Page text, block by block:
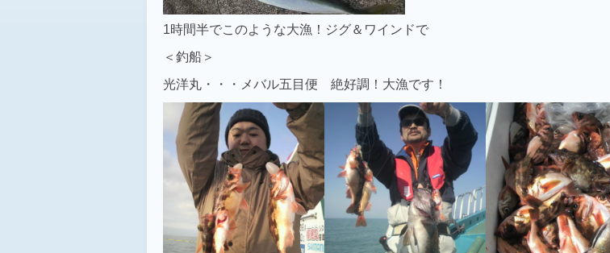
1時間半でこのような大漁！ジグ＆ワインドで
＜釣船＞
光洋丸・・・メバル五目便 絶好調！大漁です！